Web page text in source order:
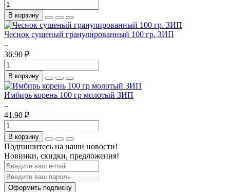
В корзину
Чеснок сушеный гранулированный 100 гр. ЗИП
..
36.90 ₽
В корзину
Имбирь корень 100 гр молотый ЗИП
..
41.90 ₽
В корзину
Подпишитесь на наши новости!
Новинки, скидки, предложения!
Оформить подписку